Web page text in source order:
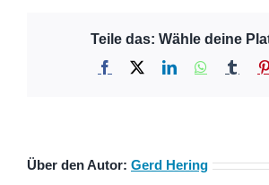
Teile das: Wähle deine
Facebook LinkedInWhatsApp
Über den Autor: Gerd Hering